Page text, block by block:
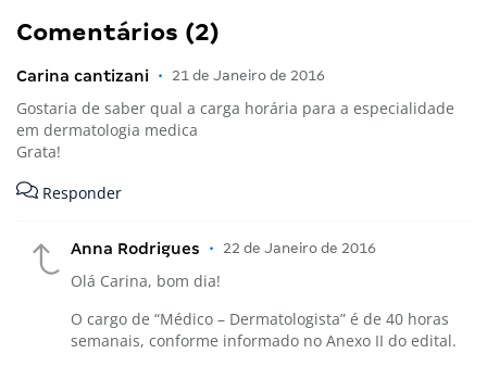
Comentários (2)
Carina cantizani • 21 de Janeiro de 2016
Gostaria de saber qual a carga horária para a especialidade
em dermatologia medica
Grata!
Responder
Anna Rodrigues • 22 de Janeiro de 2016
Olá Carina, bom dia!
O cargo de “Médico – Dermatologista” é de 40 horas
semanais, conforme informado no Anexo II do edital.